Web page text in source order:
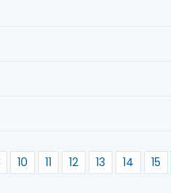
10 11 12 13 14 15